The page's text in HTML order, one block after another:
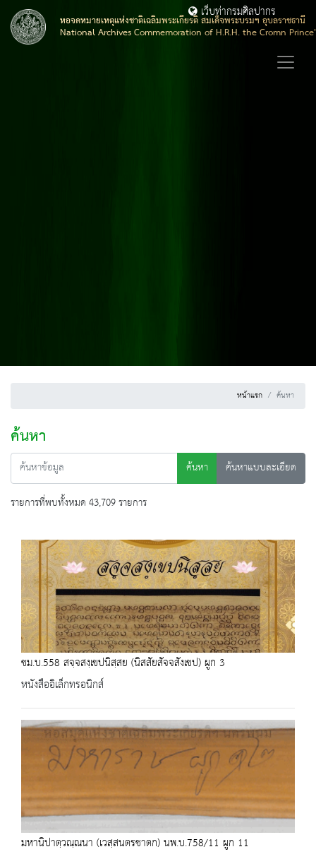
หอจดหมายเหตุแห่งชาติเฉลิมพระเกียรติ สมเด็จพระบรมฯ อุบลราชธานี
National Archives Commemoration of H.R.H. the Cromn
เว็บท่ากรมศิลปากร
หน้าแรก ค้นหา
ค้นหา
ค้นหา
ค้นหาแบบละเอียด
รายการที่พบทั้งหมด 43,709 รายการ
ชม.บ.558 สจฺจสงฺเขปนิสฺสย (นิสสัยสัจจสังเขป) ผูก 3
หนังสืออิเล็กทรอนิกส์
มหานิปาตฺวณฺณนา (เวสฺสนตรชาตก) นพ.บ.758/11 ผูก 11